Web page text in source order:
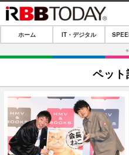
ホーム
IT・デジタルTOP
ネタ
ショッピング
SPEED TEST
エンタメ
エンタメTOP
ライフ
ホーム IT・デジタル
ペット